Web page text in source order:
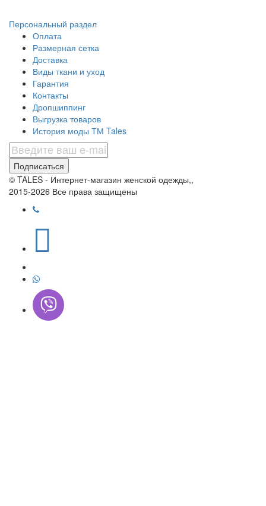
Персональный раздел
Оплата
Размерная сетка
Доставка
Виды ткани и уход
Гарантия
Контакты
Дропшиппинг
Выгрузка товаров
История моды ТМ Tales
Подписаться
© TALES - Интернет-магазин женской одежды,,
2015-2026 Все права защищены